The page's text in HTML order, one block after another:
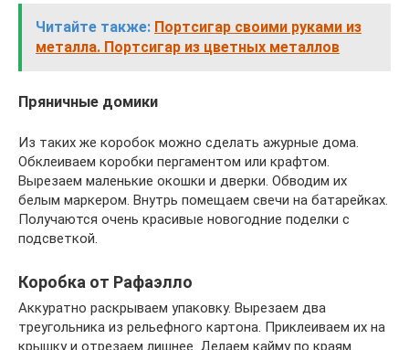
Читайте также: Портсигар своими руками из
металла. Портсигар из цветных металлов
Пряничные домики
Из таких же коробок можно сделать ажурные дома.
Обклеиваем коробки пергаментом или крафтом.
Вырезаем маленькие окошки и дверки. Обводим их
белым маркером. Внутрь помещаем свечи на батарейках.
Получаются очень красивые новогодние поделки с
подсветкой.
Коробка от Рафаэлло
Аккуратно раскрываем упаковку. Вырезаем два
треугольника из рельефного картона. Приклеиваем их на
крышку и отрезаем лишнее. Делаем кайму по краям.